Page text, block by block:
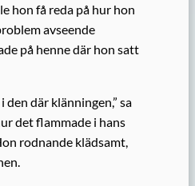
hon få reda på hur hon
avseende
på henne där hon satt
där klänningen,” sa
det flammade i hans
rodnande klädsamt,